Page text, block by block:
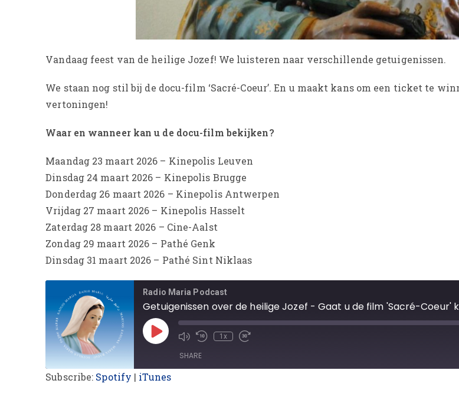
Vandaag feest van de heilige Jozef! We luisteren naar verschillende getuigenissen.
We staan nog stil bij de docu-film ‘Sacré-Coeur’. En u maakt kans om een ticket te
vertoningen!
Waar en wanneer kan u de docu-film bekijken?
Maandag 23 maart 2026 – Kinepolis Leuven
Dinsdag 24 maart 2026 – Kinepolis Brugge
Donderdag 26 maart 2026 – Kinepolis Antwerpen
Vrijdag 27 maart 2026 – Kinepolis Hasselt
Zaterdag 28 maart 2026 – Cine-Aalst
Zondag 29 maart 2026 – Pathé Genk
Dinsdag 31 maart 2026 – Pathé Sint Niklaas
Radio Maria Podcast
Getuigenissen over de heilige Jozef - Gaat u de film 'Sacré-Coeur'
1x
SHARE
Subscribe: Spotify | iTunes